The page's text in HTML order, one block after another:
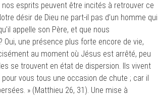
esprits peuvent être incités à retrouver ce
désir de Dieu ne part-il pas d’un homme qui
appelle son Père, et que nous
une présence plus forte encore de vie,
au moment où Jésus est arrêté, peu
se trouvent en état de dispersion. Ils vivent
vous tous une occasion de chute ; car il
» (Matthieu 26, 31). Une mise à